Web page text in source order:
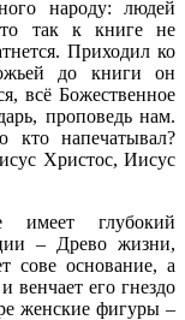
народу: людей
так к книге не
Приходил ко
до книги он
всё Божественное
проповедь нам.
напечатывал?
Христос, Иисус
имеет глубокий
– Древо жизни,
сове основание, а
венчает его гнездо
женские фигуры –